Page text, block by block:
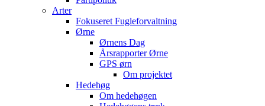
Arter
Fokuseret Fugleforvaltning
Ørne
Ørnens Dag
Årsrapporter Ørne
GPS ørn
Om projektet
Hedehøg
Om hedehøgen